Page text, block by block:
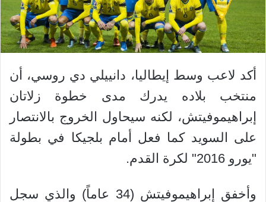
أكد لاعب وسط إيطاليا، دانييلي دي روسي، أن
منتخب بلاده يدرك مدى خطوة زلاتان
إبراهيموفيتش، لكنه سيحاول الخروج بالانتصار
على السويد كما فعل أمام بلجيكا في بطولة
"يورو 2016" لكرة القدم.
وأخفق إبراهيموفيتش (34 عاماً) والذي سجل